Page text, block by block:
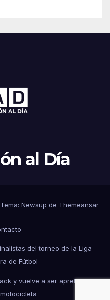
al Día
Tema: Newsup de Themeansar
del torneo de la Liga
de Fútbol
y vuelve a ser aprehendido